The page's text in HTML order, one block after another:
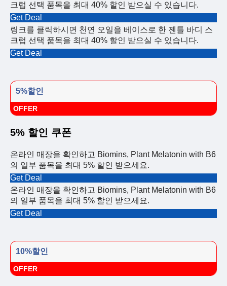
크럽 선택 품목을 최대 40% 할인 받으실 수 있습니다.
Get Deal
링크를 클릭하시면 천연 오일을 베이스로 한 젠틀 바디 스
크럽 선택 품목을 최대 40% 할인 받으실 수 있습니다.
Get Deal
5%할인
OFFER
5% 할인 쿠폰
온라인 매장을 확인하고 Biomins, Plant Melatonin with B6
의 일부 품목을 최대 5% 할인 받으세요.
Get Deal
온라인 매장을 확인하고 Biomins, Plant Melatonin with B6
의 일부 품목을 최대 5% 할인 받으세요.
Get Deal
10%할인
OFFER